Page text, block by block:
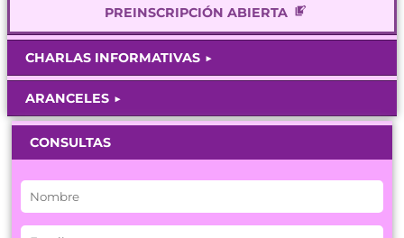
PREINSCRIPCIÓN ABIERTA
CHARLAS INFORMATIVAS
ARANCELES
CONSULTAS